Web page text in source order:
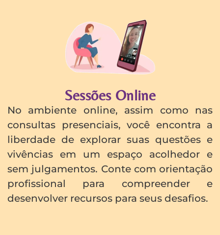
Sessões Online
No ambiente online, assim como nas
consultas presenciais, você encontra a
liberdade de explorar suas questões e
vivências em um espaço acolhedor e
sem julgamentos. Conte com orientação
profissional para compreender e
desenvolver recursos para seus desafios.